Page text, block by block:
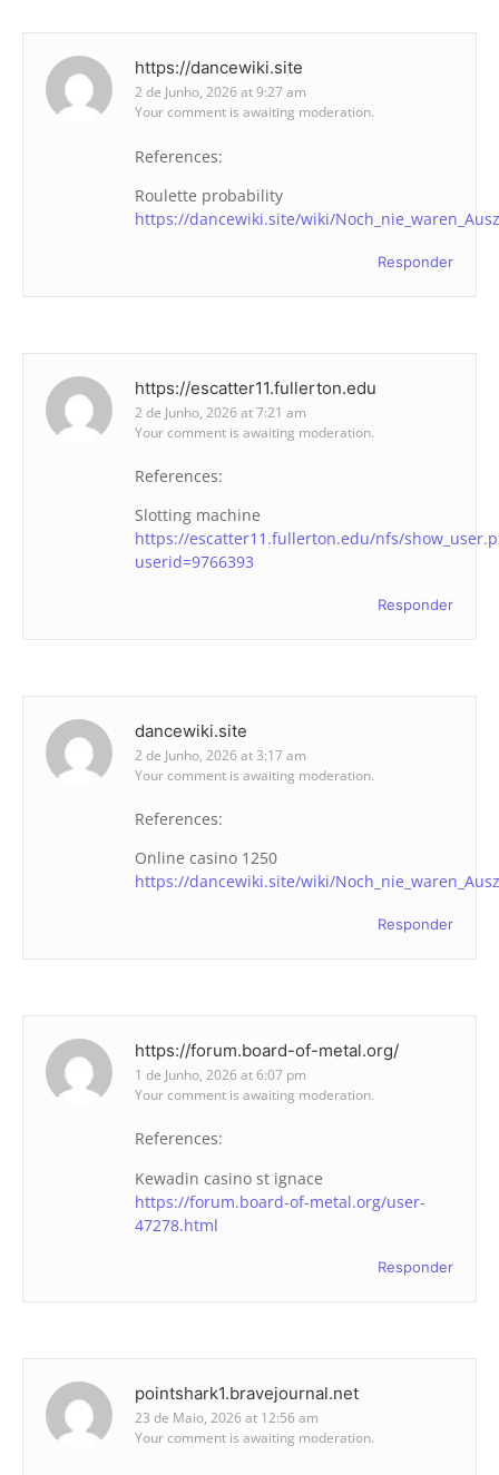
https://dancewiki.site
2 de Junho, 2026 at 9:27 am
Your comment is awaiting moderation.
References:
Roulette probability
https://dancewiki.site/wiki/
Responder
https://escatter11.fullerton.edu
2 de Junho, 2026 at 7:21 am
Your comment is awaiting moderation.
References:
Slotting machine
https://escatter11.fullerton.edu/nfs/
userid=9766393
Responder
dancewiki.site
2 de Junho, 2026 at 3:17 am
Your comment is awaiting moderation.
References:
Online casino 1250
https://dancewiki.site/wiki/
Responder
https://forum.board-of-metal.org/
1 de Junho, 2026 at 6:07 pm
Your comment is awaiting moderation.
References:
Kewadin casino st ignace
https://forum.board-of-metal.org/user-
47278.html
Responder
pointshark1.bravejournal.net
23 de Maio, 2026 at 12:56 am
Your comment is awaiting moderation.